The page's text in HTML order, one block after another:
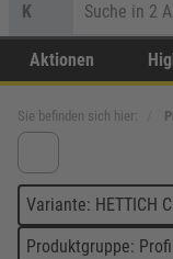
K
Aktionen
Sie befinden sich hier:
Variante: HETTICH
Produktgruppe: